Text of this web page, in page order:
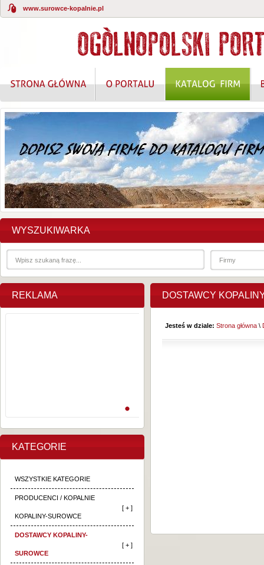
www.surowce-kopalnie.pl
KOMPLEKSOWE ROZWIĄZANIA W ZAKRESIE
WYSZUKIWARKA
REKLAMA
KATEGORIE
WSZYSTKIE KATEGORIE
PRODUCENCI / KOPALNIE
KOPALINY-SUROWCE
[ + ]
DOSTAWCY KOPALINY-
SUROWCE
[ + ]
DOSTAWCY
Jesteś w dziale: Strona główna \